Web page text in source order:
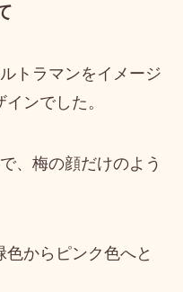
トラマンをイメージ
インでした。
、 梅の顔だけのよう
からピンク色へと